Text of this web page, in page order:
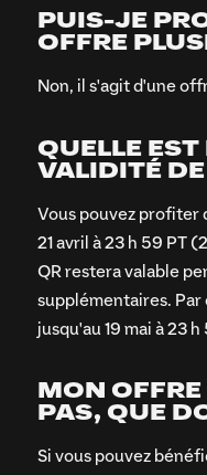
PUIS-JE
OFFRE
Non, il s'agit d'une
QUELLE
VALIDITÉ DE
Vous pouvez profiter
21 avril à 23 h 59 PT
QR restera valable
supplémentaires.
jusqu'au 19 mai à 23
MON
PAS, QUE
Si vous pouvez